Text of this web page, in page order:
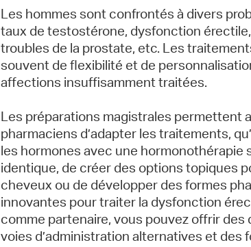
Les hommes sont confrontés à divers
taux de testostérone, dysfonction
troubles de la prostate, etc. Les
souvent de flexibilité et de
affections insuffisamment traitées.
Les préparations magistrales permettent
pharmaciens d’adapter les traitements,
les hormones avec une hormonothérapie
identique, de créer des options topiques
cheveux ou de développer des formes
innovantes pour traiter la dysfonction
comme partenaire, vous pouvez offrir des
voies d’administration alternatives et des